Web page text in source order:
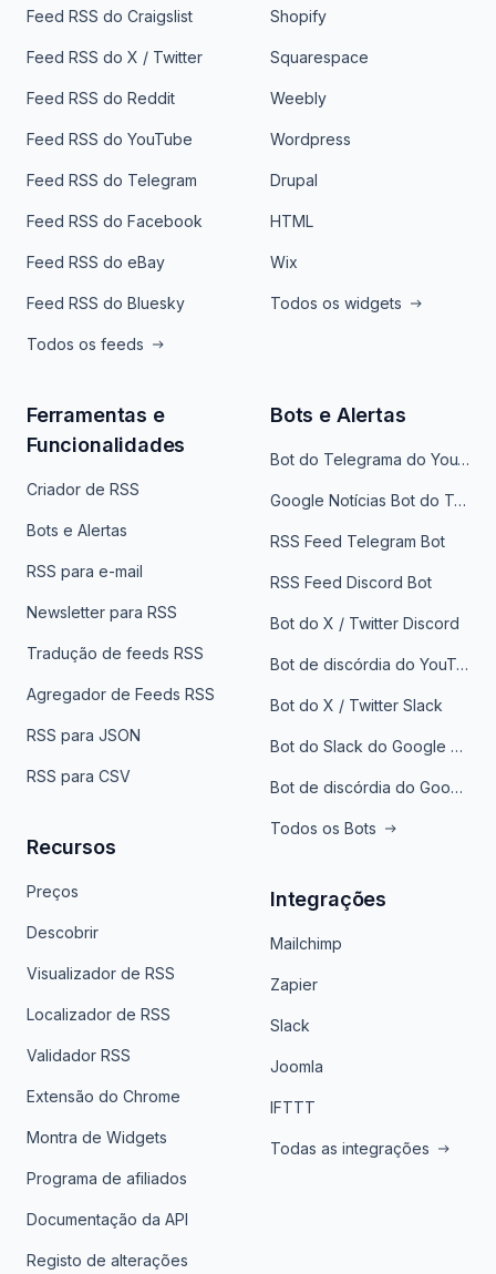
Feed RSS do Craigslist
Feed RSS do X / Twitter
Feed RSS do Reddit
Feed RSS do YouTube
Feed RSS do Telegram
Feed RSS do Facebook
Feed RSS do eBay
Feed RSS do Bluesky
Todos os feeds
Shopify
Squarespace
Weebly
Wordpress
Drupal
HTML
Wix
Todos os widgets
Ferramentas e
Funcionalidades
Criador de RSS
Bots e Alertas
RSS para e-mail
Newsletter para RSS
Tradução de feeds RSS
Agregador de Feeds RSS
RSS para JSON
RSS para CSV
Recursos
Preços
Descobrir
Visualizador de RSS
Localizador de RSS
Validador RSS
Extensão do Chrome
Montra de Widgets
Programa de afiliados
Documentação da API
Registo de alterações
Bots e Alertas
Bot do Telegrama do YouTube
Google Notícias Bot do Telegrama
RSS Feed Telegram Bot
RSS Feed Discord Bot
Bot do X / Twitter Discord
Bot de discórdia do YouTube
Bot do X / Twitter Slack
Bot do Slack do Google Notícias
Bot de discórdia do Google News
Todos os Bots
Integrações
Mailchimp
Zapier
Slack
Joomla
IFTTT
Todas as integrações